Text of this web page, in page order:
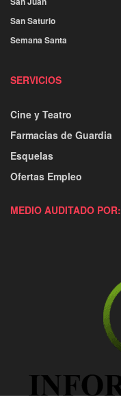
San Saturio
Semana Santa
SERVICIOS
Cine y Teatro
Farmacias de Guardia
Esquelas
Ofertas Empleo
MEDIO AUDITADO POR: